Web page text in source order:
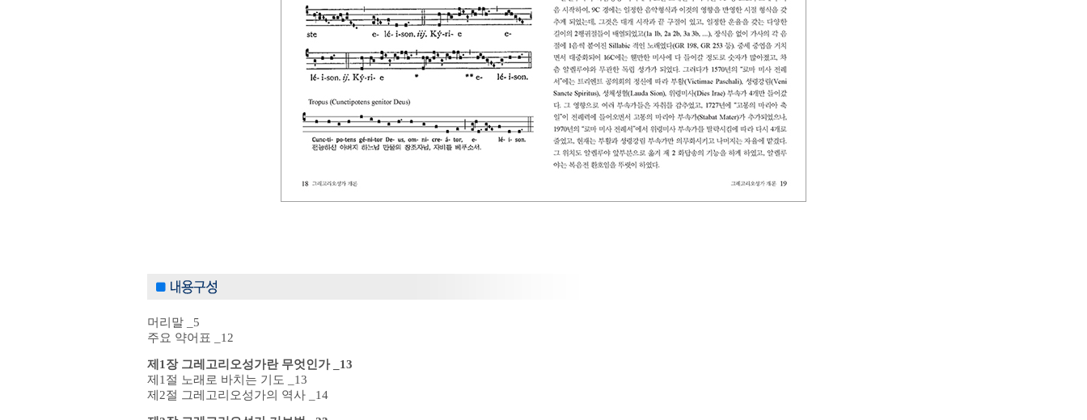
머리말 _5
주요 약어표 _12
제1장 그레고리오성가란 무엇인가 _13
제1절 노래로 바치는 기도 _13
제2절 그레고리오성가의 역사 _14